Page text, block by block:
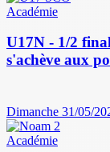
Académie
U17N - 1/2
s'achève aux
Dimanche 31/05/
Académie